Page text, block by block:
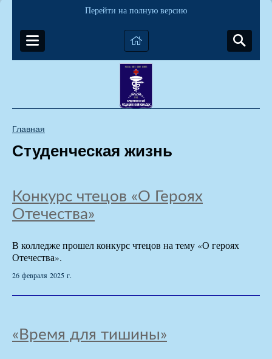
Перейти на полную версию
Главная
Студенческая жизнь
Конкурс чтецов «О Героях
Отечества»
В колледже прошел конкурс чтецов на тему «О героях
Отечества».
26 февраля 2025 г.
«Время для тишины»